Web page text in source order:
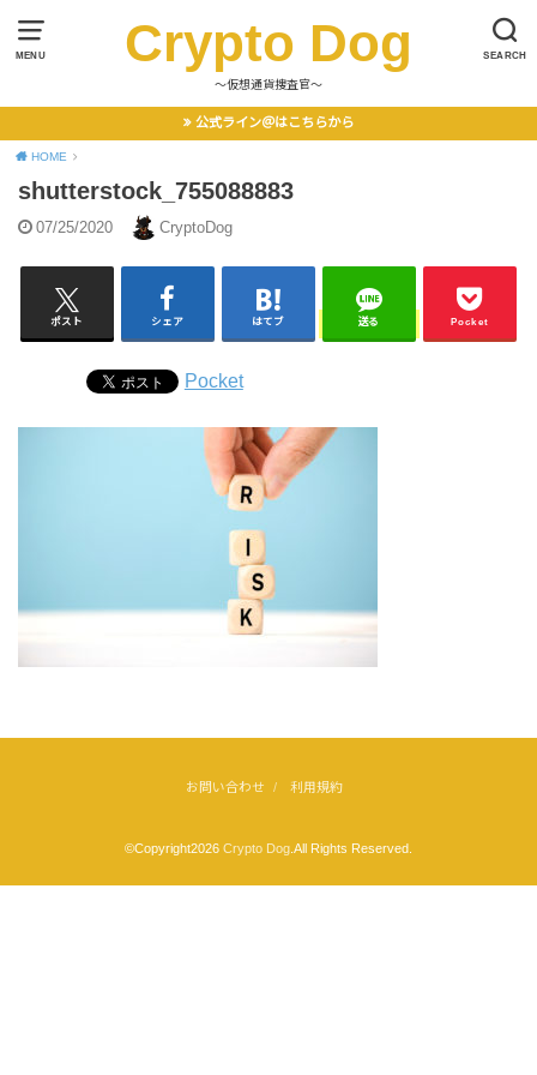
MENU SEARCH
Crypto Dog
〜仮想通貨捜査官〜
公式ライン＠はこちらから
HOME
shutterstock_755088883
07/25/2020 CryptoDog
ポスト シェア はてブ 送る Pocket
Pocket
お問い合わせ 利用規約
©Copyright2026 Crypto Dog.All Rights Reserved.